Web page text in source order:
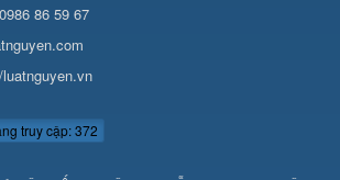
86 59 67
truy cập: 372